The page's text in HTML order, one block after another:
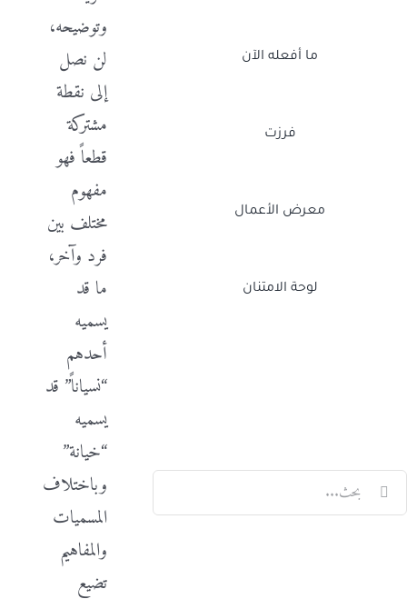
ما أفعله الآن
فرزت
معرض الأعمال
لوحة الامتنان
البحث
عن:
وتوضيحه،
لن نصل
إلى نقطة
مشتركة
قطعاً فهو
مفهوم
مختلف بين
فرد وآخر،
ما قد
يسميه
أحدهم
“نسياناً” قد
يسميه
“خيانة”
وباختلاف
المسميات
والمفاهيم
تضيع